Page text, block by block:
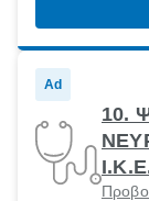
Ad
10.